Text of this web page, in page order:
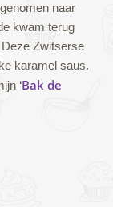
naar
kwam terug
Zwitserse
karamel saus.
‘Bak de